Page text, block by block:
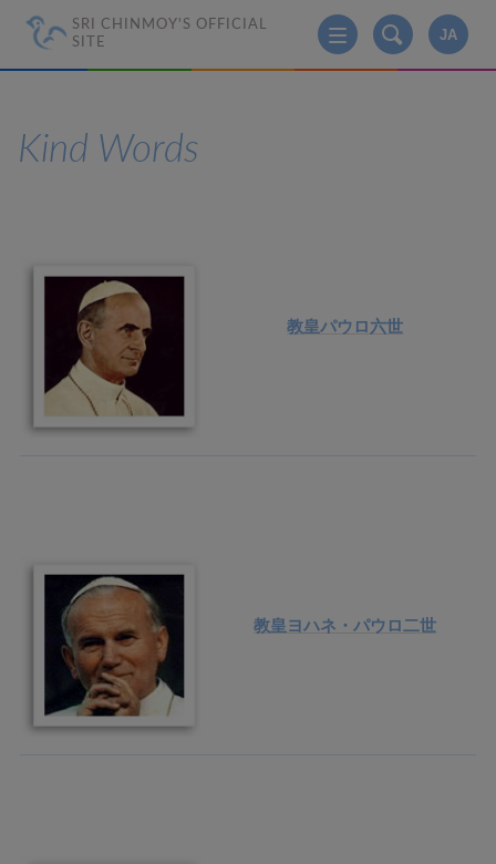
SRI CHINMOY'S OFFICIAL
SITE
JA
Kind Words
教皇パウロ六世
教皇ヨハネ・パウロ二世